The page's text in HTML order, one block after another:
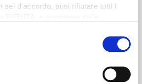
sei d’accordo, puoi rifiutare tutti i
cliccando ACCETTA SELEZIONATI.